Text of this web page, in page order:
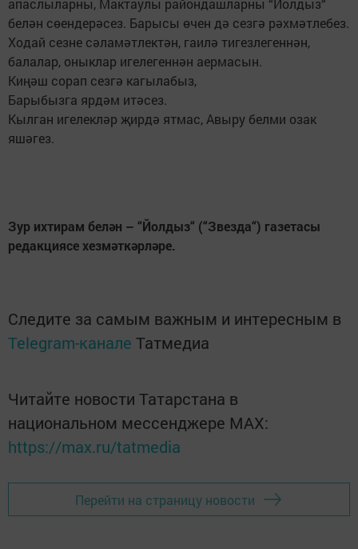
апаслыларны, Мактаулы райондашларны “Йолдыз“
белән сөендерәсез. Барысы өчен дә сезгә рәхмәтлебез.
Ходай сезне сәламәтлектән, гаилә тигезлегеннән,
балалар, оныклар игелегеннән аермасын.
Киңәш сорап сезгә кагылабыз,
Барыбызга ярдәм итәсез.
Кылган игелекләр җирдә ятмас, Авыру белми озак
яшәгез.
Зур ихтирам белән – “Йолдыз“ (“Звезда“) газетасы
редакциясе хезмәткәрләре.
Следите за самым важным и интересным в
Telegram-канале Татмедиа
Читайте новости Татарстана в
национальном мессенджере MАХ:
https://max.ru/tatmedia
Перейти на страницу новости